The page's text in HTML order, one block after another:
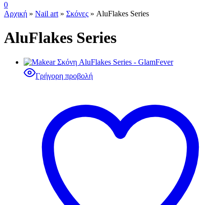
0
Αρχική » Nail art » Σκόνες » AluFlakes Series
AluFlakes Series
Γρήγορη προβολή